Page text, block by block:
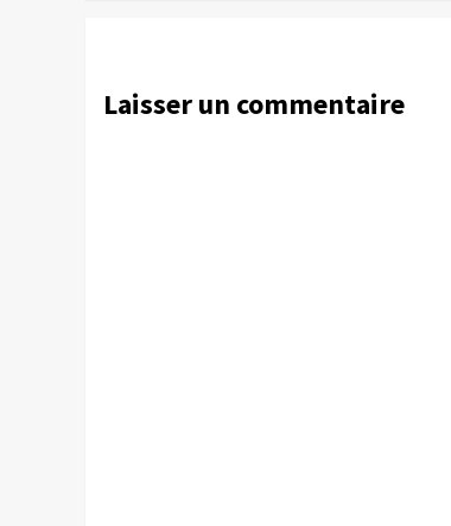
Laisser un commentaire